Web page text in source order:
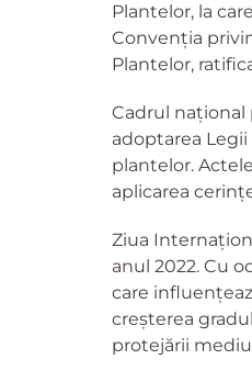
Plantelor, la
Convenția
Plantelor,
Cadrul național
adoptarea
plantelor.
aplicarea
Ziua
anul 2022. Cu
care
creșterea
protejării